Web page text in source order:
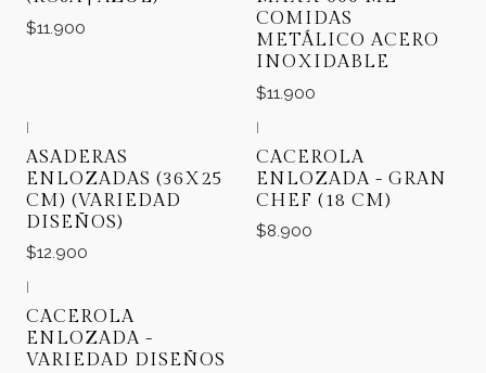
$11.900
COMIDAS
METÁLICO ACERO
INOXIDABLE
$11.900
|
ASADERAS
ENLOZADAS (36X25
CM) (VARIEDAD
DISEÑOS)
$12.900
|
CACEROLA
ENLOZADA - GRAN
CHEF (18 CM)
$8.900
CACEROLA
ENLOZADA -
VARIEDAD DISEÑOS